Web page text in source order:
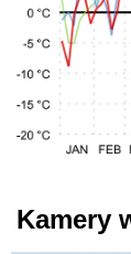
Kamery